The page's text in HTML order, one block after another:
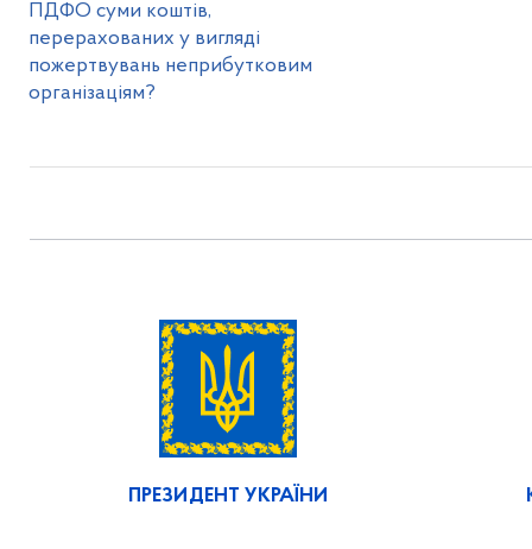
ПДФО суми коштів,
перерахованих у вигляді
пожертвувань неприбутковим
організаціям?
ПРЕЗИДЕНТ УКРАЇНИ